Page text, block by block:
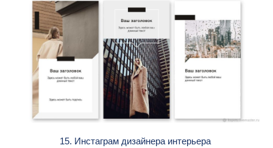
15. Инстаграм дизайнера интерьера